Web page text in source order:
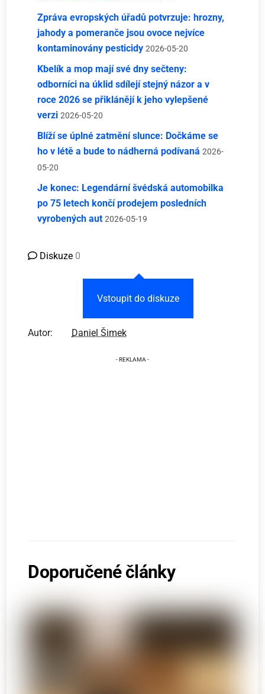
Zpráva evropských úřadů potvrzuje: hrozny,
jahody a pomeranče jsou ovoce nejvíce
kontaminovány pesticidy 2026-05-20
Kbelík a mop mají své dny sečteny:
odborníci na úklid sdílejí stejný názor a v
roce 2026 se přiklánějí k jeho vylepšené
verzi 2026-05-20
Blíží se úplné zatmění slunce: Dočkáme se
ho v létě a bude to nádherná podívaná 2026-
05-20
Je konec: Legendární švédská automobilka
po 75 letech končí prodejem posledních
vyrobených aut 2026-05-19
Diskuze 0
Vstoupit do diskuze
Autor: Daniel Šimek
Doporučené články